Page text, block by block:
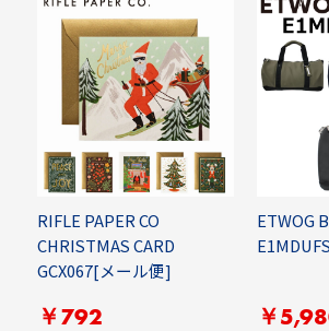
RIFLE PAPER CO
CHRISTMAS CARD
GCX067[メール便]
￥792
ETWOG
￥